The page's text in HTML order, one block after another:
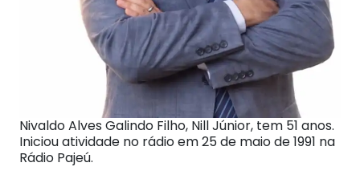
Nivaldo Alves Galindo Filho, Nill Júnior, tem 51 anos.
Iniciou atividade no rádio em 25 de maio de 1991 na
Rádio Pajeú.